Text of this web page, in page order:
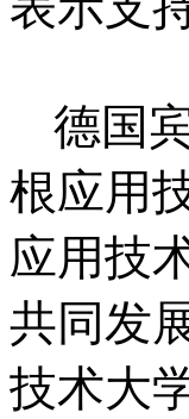
德国
根应用
应用技
共同发
技术大